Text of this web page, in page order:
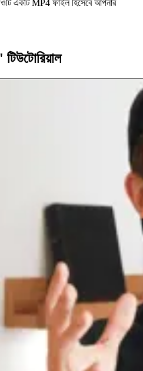
একটি MP4 ফাইল হিসেবে আপনার